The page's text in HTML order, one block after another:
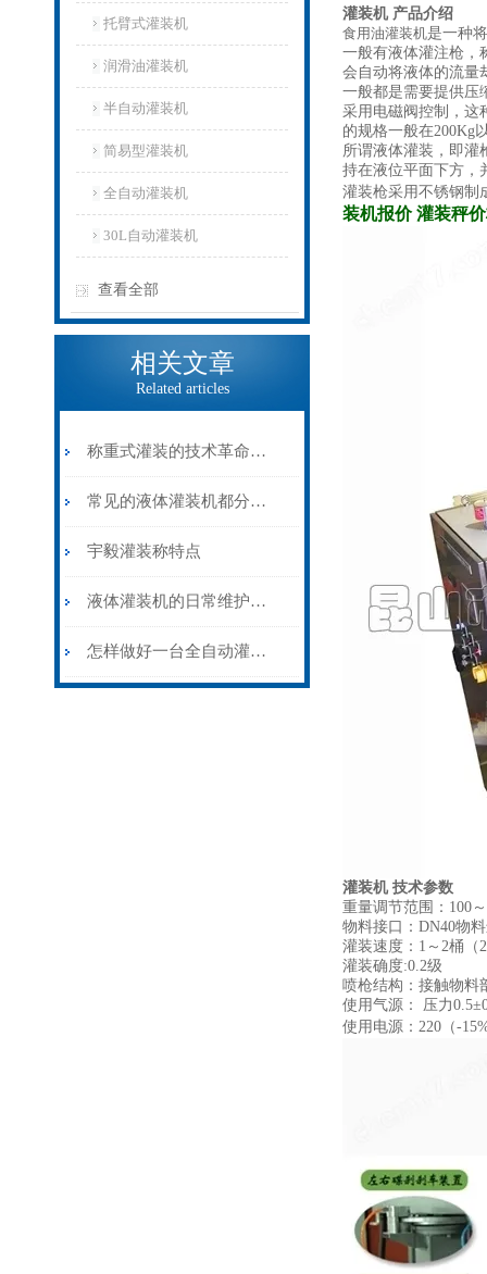
托臂式灌装机
润滑油灌装机
半自动灌装机
简易型灌装机
全自动灌装机
30L自动灌装机
查看全部
相关文章
Related articles
称重式灌装的技术革命——灌装称在大容量物料计量中的精准应用
常见的液体灌装机都分为哪几类？
宇毅灌装称特点
液体灌装机的日常维护和保养
怎样做好一台全自动灌装机？
灌装机 产品介绍
食用油灌装机是一种
一般有液体灌注枪，
会自动将液体的流量
一般都是需要提供压
采用电磁阀控制，这
的规格一般在200Kg
所谓液体灌装，即灌
持在液位平面下方，
灌装枪采用不锈钢制
装机报价 灌装秤
灌装机 技术参数
重量调节范围：100
物料接口：DN40物
灌装速度：1～2桶（
灌装确度:0.2级
喷枪结构：接触物料
使用气源： 压力
使用电源：220（-